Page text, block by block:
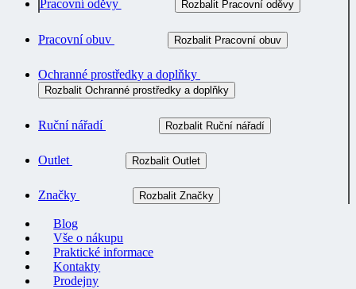
Pracovní oděvy Rozbalit Pracovní oděvy
Pracovní obuv Rozbalit Pracovní obuv
Ochranné prostředky a doplňky
Rozbalit Ochranné prostředky a doplňky
Ruční nářadí Rozbalit Ruční nářadí
Outlet Rozbalit Outlet
Značky Rozbalit Značky
Blog
Vše o nákupu
Praktické informace
Kontakty
Prodejny